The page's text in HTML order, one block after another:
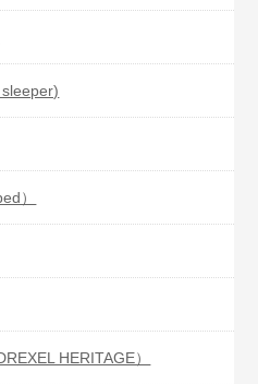
）
HERITAGE）